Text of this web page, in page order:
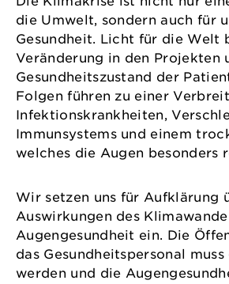
die Umwelt, sondern auch für
Gesundheit. Licht für die Welt
Veränderung in den Projekten
Gesundheitszustand der
Folgen führen zu einer
Infektionskrankheiten,
Immunsystems und einem
welches die Augen besonders
Wir setzen uns für Aufklärung
Auswirkungen des
Augengesundheit ein. Die
das Gesundheitspersonal
werden und die